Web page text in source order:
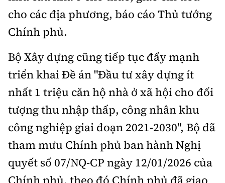
cho các địa phương, báo cáo Thủ tướng
Chính phủ.
Bộ Xây dựng cũng tiếp tục đẩy mạnh
triển khai Đề án "Đầu tư xây dựng ít
nhất 1 triệu căn hộ nhà ở xã hội cho đối
tượng thu nhập thấp, công nhân khu
công nghiệp giai đoạn 2021-2030", Bộ đã
tham mưu Chính phủ ban hành Nghị
quyết số 07/NQ-CP ngày 12/01/2026 của